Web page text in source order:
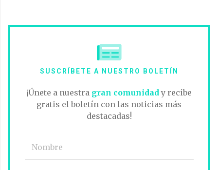
SUSCRÍBETE A NUESTRO BOLETÍN
¡Únete a nuestra gran comunidad y recibe
gratis el boletín con las noticias más
destacadas!